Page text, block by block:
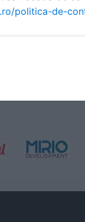
politica-de-